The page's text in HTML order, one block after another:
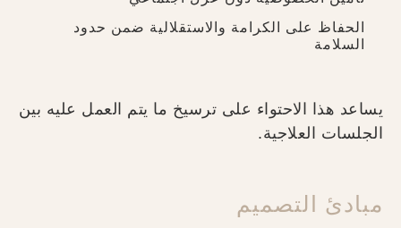
الحفاظ على الكرامة والاستقلالية ضمن حدود
السلامة
يساعد هذا الاحتواء على ترسيخ ما يتم العمل عليه بين
الجلسات العلاجية.
مبادئ التصميم